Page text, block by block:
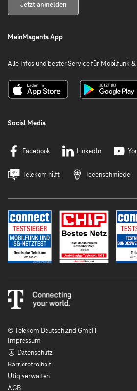
Jetzt anmelden
MeinMagenta App
Alle Infos und bester Service für Mobilfunk &
Social Media
Facebook LinkedIn
Telekom hilft Ideenschmiede
© Telekom Deutschland GmbH
Impressum
Datenschutz
Barrierefreiheit
Utiq verwalten
AGB